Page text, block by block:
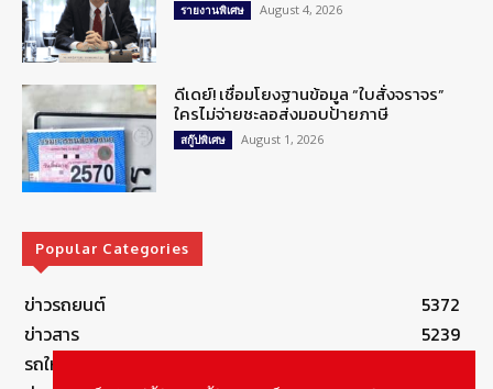
รายงานพิเศษ August 4, 2026
ดีเดย์! เชื่อมโยงฐานข้อมูล “ใบสั่งจราจร”
ใครไม่จ่ายชะลอส่งมอบป้ายภาษี
สกู๊ปพิเศษ August 1, 2026
Popular Categories
ข่าวรถยนต์
5372
ข่าวสาร
5239
รถใหม่